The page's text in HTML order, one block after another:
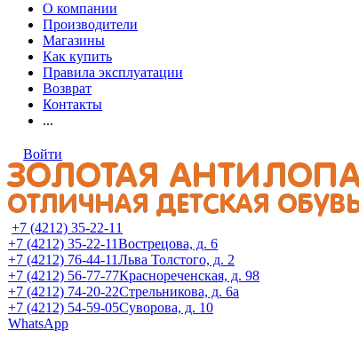
О компании
Производители
Магазины
Как купить
Правила эксплуатации
Возврат
Контакты
...
Войти
+7 (4212) 35-22-11
+7 (4212) 35-22-11Вострецова, д. 6
+7 (4212) 76-44-11Льва Толстого, д. 2
+7 (4212) 56-77-77Краснореченская, д. 98
+7 (4212) 74-20-22Стрельникова, д. 6а
+7 (4212) 54-59-05Суворова, д. 10
WhatsApp